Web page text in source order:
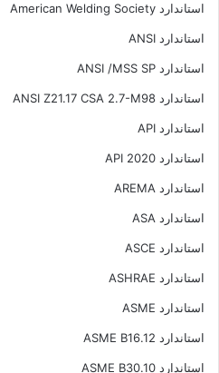
استاندارد American Welding Society
استاندارد ANSI
استاندارد ANSI /MSS SP
استاندارد ANSI Z21.17 CSA 2.7-M98
استاندارد API
استاندارد API 2020
استاندارد AREMA
استاندارد ASA
استاندارد ASCE
استاندارد ASHRAE
استاندارد ASME
استاندارد ASME B16.12
استاندارد ASME B30.10